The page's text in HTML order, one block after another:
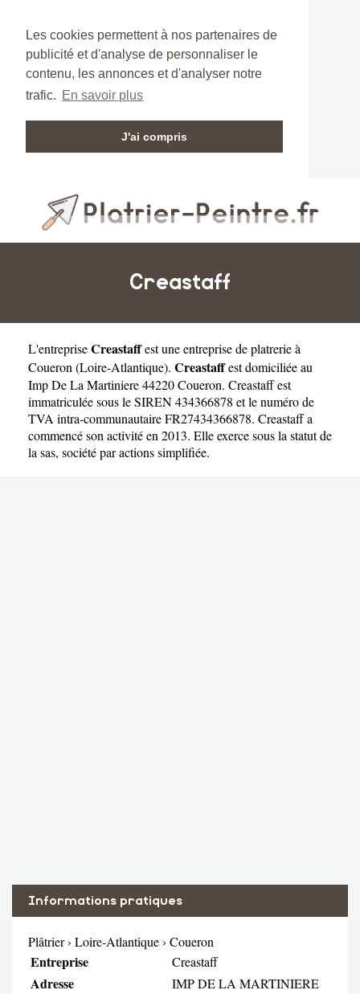
Les cookies permettent à nos partenaires de
publicité et d'analyse de personnaliser le
contenu, les annonces et d'analyser notre
trafic. En savoir plus
J'ai compris
Creastaff
L'entrepriseCreastaffest uneentreprise de platrerie à
Coueron (Loire-Atlantique). Creastaffest domiciliée au
Imp De La Martiniere 44220 Coueron. Creastaff est
immatriculée sous le SIREN 434366878 et le numéro de
TVA intra-communautaire FR27434366878. Creastaff a
commencé son activité en 2013. Elle exerce sous la statut de
la sas, société par actions simplifiée.
Informations pratiques
Plâtrier› Loire-Atlantique› Coueron
Entreprise Creastaff
Adresse IMP DE LA MARTINIERE